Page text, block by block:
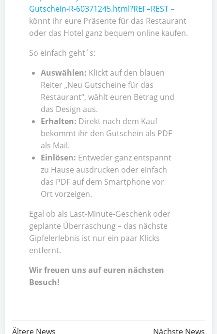
Gutschein-R-60371245.html?REF=REST–
könnt ihr eure Präsente für das Restaurant
oder das Hotel ganz bequem online kaufen.
So einfach geht´s:
Auswählen: Klickt auf den blauen
Reiter „Neu Gutscheine für das
Restaurant“, wählt euren Betrag und
das Design aus.
Erhalten: Direkt nach dem Kauf
bekommt ihr den Gutschein als PDF
als Mail.
Einlösen: Entweder ganz entspannt
zu Hause ausdrucken oder einfach
das PDF auf dem Smartphone vor
Ort vorzeigen.
Egal ob als Last-Minute-Geschenk oder
geplante Überraschung – das nächste
Gipfelerlebnis ist nur ein paar Klicks
entfernt.
Wir freuen uns auf euren nächsten
Besuch!
Ältere News Nächste News